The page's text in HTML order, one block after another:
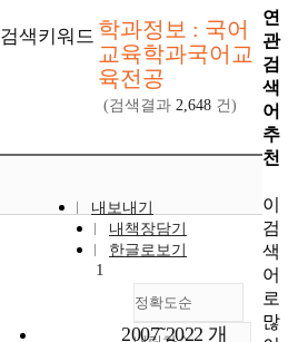
검색키워드 학과정보 : 국어
교육학과국어교
육전공
(검색결과 2,648 건)
내보내기
내책장담기
한글로보기
정확도순
1
2007˜2022 개
연
관
검
색
어
추
천
이
검
색
어
로
많